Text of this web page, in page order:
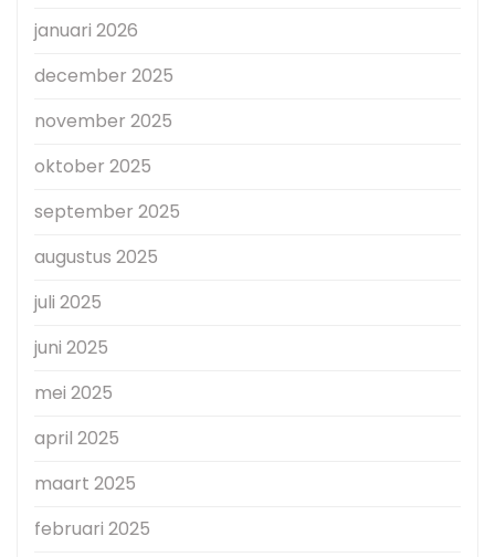
januari 2026
december 2025
november 2025
oktober 2025
september 2025
augustus 2025
juli 2025
juni 2025
mei 2025
april 2025
maart 2025
februari 2025